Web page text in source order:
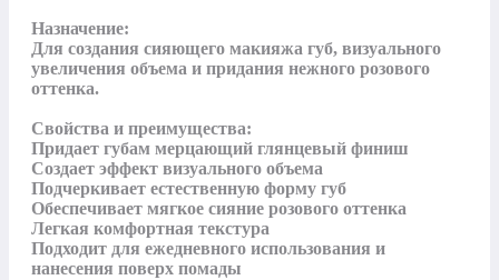
Назначение:
Для создания сияющего макияжа губ, визуального
увеличения объема и придания нежного розового
оттенка.
Свойства и преимущества:
Придает губам мерцающий глянцевый финиш
Создает эффект визуального объема
Подчеркивает естественную форму губ
Обеспечивает мягкое сияние розового оттенка
Легкая комфортная текстура
Подходит для ежедневного использования и
нанесения поверх помады